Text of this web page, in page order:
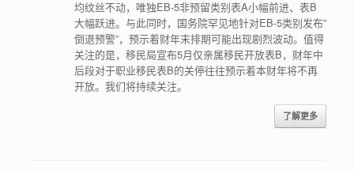
均纹丝不动，唯独EB-5非预留类别表A小幅前进、表B
大幅跃进。与此同时，国务院罕见地针对EB-5类别发布”
倒退预警”，预示着财年末排期可能出现剧烈波动。值得
关注的是，移民局宣布5月仅亲属移民开放表B，财年中
后段对于职业移民表B的关停往往预示着本财年将不再
开放。我们将持续关注。
了解更多